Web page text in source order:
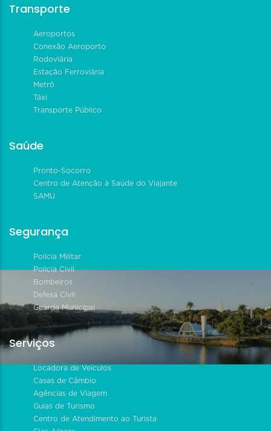
Transporte
Aeroportos
Conexão Aeroporto
Rodoviária
Estação Ferroviária
Metrô
Táxi
Transporte Público
Saúde
Pronto-Socorro
Centro de Atenção à Saúde do Viajante
SAMU
Segurança
Polícia Militar
Polícia Civil
Bombeiros
Defesa Civil
Guarda Municipal
Serviços
Locadora de Veículos
Casas de Câmbio
Agências de Viagem
Guias de Turismo
Centro de Atendimento ao Turista